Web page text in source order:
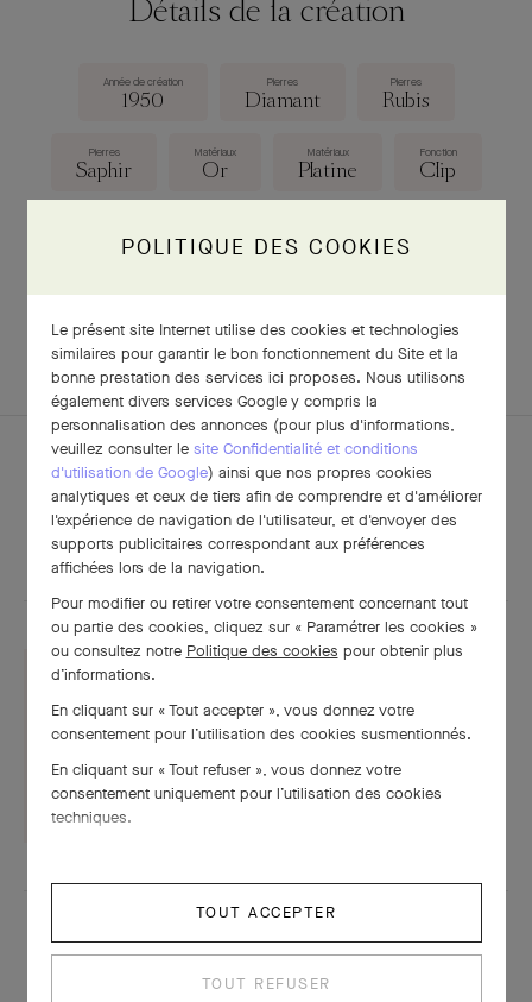
Détails de la création
Année de création
1950
Pierres
Diamant
Pierres
Rubis
Pierres
Saphir
Matériaux
Or
Matériaux
Platine
Fonction
Clip
55 × 45 mm
TÉLÉCHARGER LA FICHE
POUR APPROFONDIR
Fiche technique
TÉLÉCHARGER
POLITIQUE DES COOKIES
Le présent site Internet utilise des cookies et technologies
similaires pour garantir le bon fonctionnement du Site et la
bonne prestation des services ici proposes. Nous utilisons
également divers services Google y compris la
personnalisation des annonces (pour plus d'informations,
veuillez consulter le site Confidentialité et conditions
d'utilisation de Google) ainsi que nos propres cookies
analytiques et ceux de tiers afin de comprendre et d'améliorer
l'expérience de navigation de l'utilisateur, et d'envoyer des
supports publicitaires correspondant aux préférences
affichées lors de la navigation.
Pour modifier ou retirer votre consentement concernant tout
ou partie des cookies, cliquez sur « Paramétrer les cookies »
ou consultez notre Politique des cookies pour obtenir plus
d’informations.
En cliquant sur « Tout accepter », vous donnez votre
consentement pour l’utilisation des cookies susmentionnés.
En cliquant sur « Tout refuser », vous donnez votre
consentement uniquement pour l’utilisation des cookies
techniques.
TOUT ACCEPTER
TOUT REFUSER